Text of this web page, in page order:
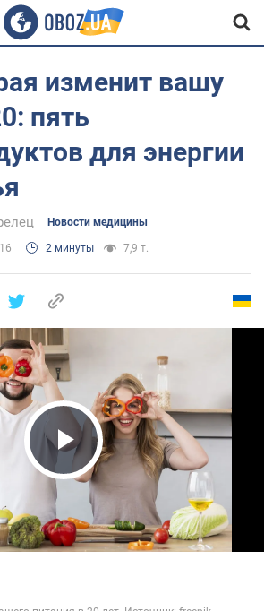
изменит вашу
пять
для энергии
Новости медицины
2 минуты 7,9 т.
Play Video